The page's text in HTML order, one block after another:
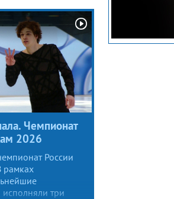
от лидера
первым.
титул турнира
Третий
Глеб
Чемпионат
2026
России
рамках
три